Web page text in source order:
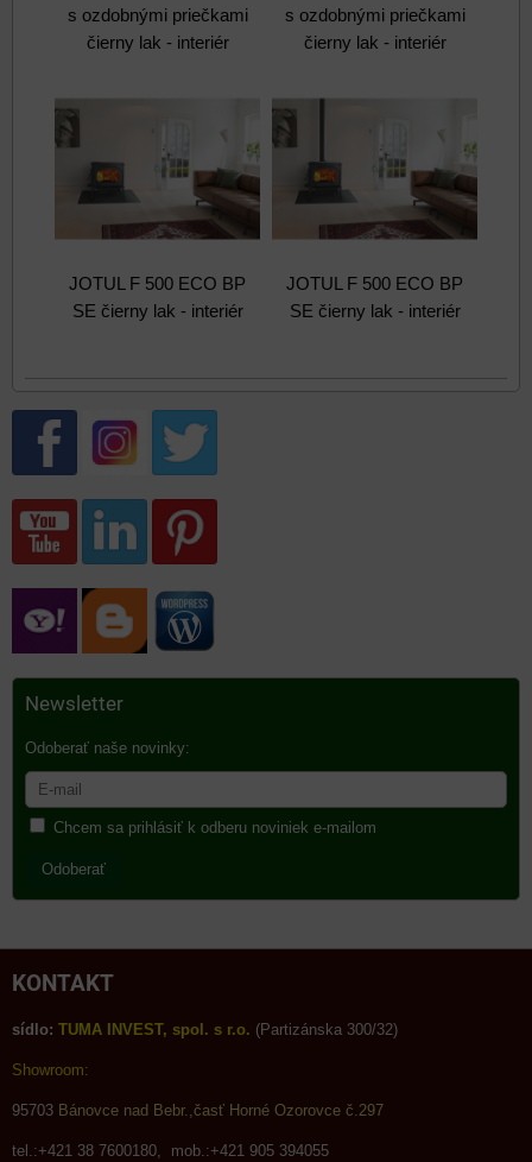
s ozdobnými priečkami
čierny lak - interiér
s ozdobnými priečkami
čierny lak - interiér
JOTUL F 500 ECO BP
SE čierny lak - interiér
JOTUL F 500 ECO BP
SE čierny lak - interiér
Newsletter
Odoberať naše novinky:
Chcem sa prihlásiť k odberu noviniek e-mailom
Odoberať
KONTAKT
sídlo: TUMA INVEST, spol. s r.o. (Partizánska 300/32)
Showroom:
95703 Bánovce nad Bebr.,časť Horné Ozorovce č.297
tel.:+421 38 7600180, mob.:+421 905 394055